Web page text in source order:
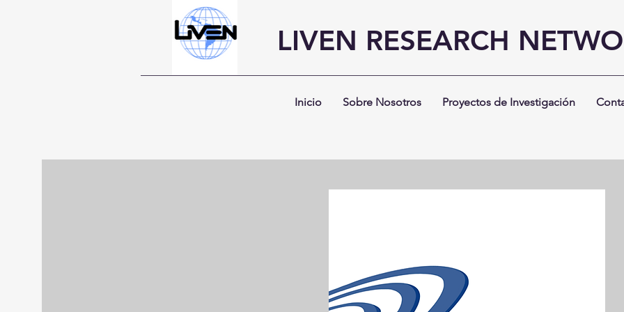
LIVEN RESEARCH
Inicio Sobre Nosotros Proyectos de Investigación